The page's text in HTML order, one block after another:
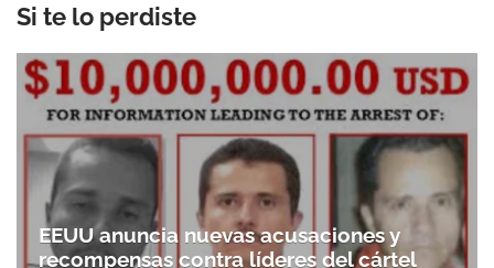
Si te lo perdiste
EEUU anuncia nuevas acusaciones y
recompensas contra líderes del cártel